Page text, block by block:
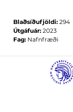
Blaðsíðufjöldi: 294
Útgáfuár: 2023
Fag: Nafnfræði